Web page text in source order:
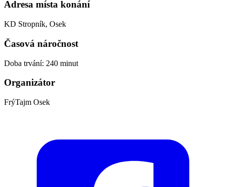
Adresa místa konání
KD Stropník, Osek
Časová náročnost
Doba trvání: 240 minut
Organizátor
FrýTajm Osek